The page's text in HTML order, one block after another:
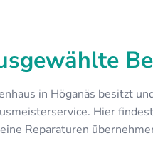
in Höganäs besitzt
Hier
Reparaturen